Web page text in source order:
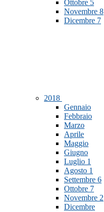
Ottobre 5
Novembre 8
Dicembre 7
2018
Gennaio
Febbraio
Marzo
Aprile
Maggio
Giugno
Luglio 1
Agosto 1
Settembre 6
Ottobre 7
Novembre 2
Dicembre